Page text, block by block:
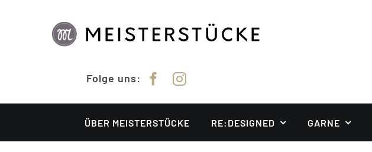
Folge uns:
ÜBER MEISTERSTÜCKE RE:DESIGNED GARNE